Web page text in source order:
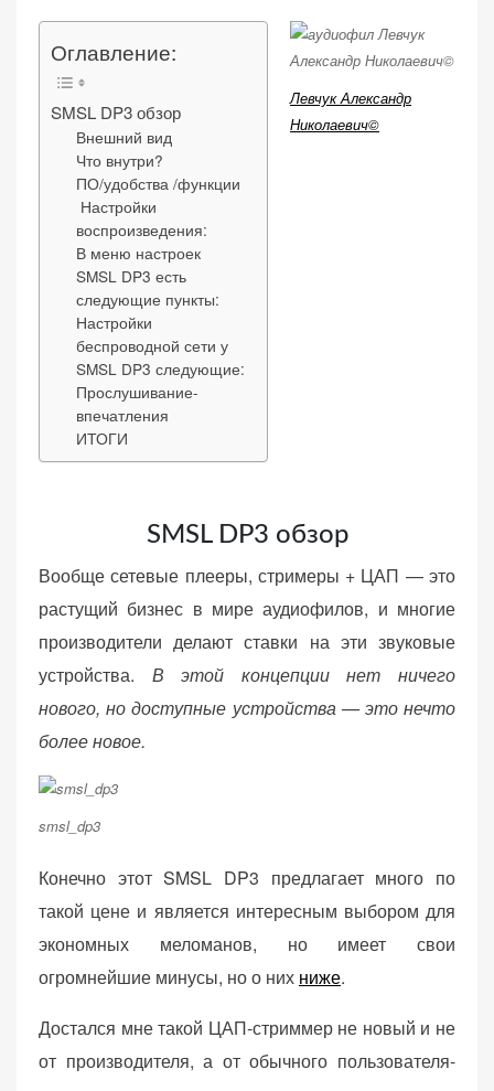
Левчук Александр
Николаевич©
Оглавление:
SMSL DP3 обзор
Внешний вид
Что внутри?
ПО/удобства /функции
Настройки
воспроизведения:
В меню настроек
SMSL DP3 есть
следующие пункты:
Настройки
беспроводной сети у
SMSL DP3 следующие:
Прослушивание-
впечатления
ИТОГИ
SMSL DP3 обзор
Вообще сетевые плееры, стримеры + ЦАП — это
растущий бизнес в мире аудиофилов, и многие
производители делают ставки на эти звуковые
устройства. В этой концепции нет ничего
нового, но доступные устройства — это нечто
более новое.
smsl_dp3
Конечно этот SMSL DP3 предлагает много по
такой цене и является интересным выбором для
экономных меломанов, но имеет свои
огромнейшие минусы, но о них ниже.
Достался мне такой ЦАП-стриммер не новый и не
от производителя, а от обычного пользователя-
cookie, некоторые
функции веб-сайта
исчезнут.
Статистические
(аналитика)
Анализируют
посещаемость
(Яндекс.Метрика).
Анонимно, без
персональных
данных.
Маркетинговые
(реклама)
персонализированная
реклама на основе
ваших интересов.
Рассказывая о своих
интересах и
поведении при
посещении нашего
сайта, вы повышаете
вероятность
просмотра
персонализированного
контента и
предложений.